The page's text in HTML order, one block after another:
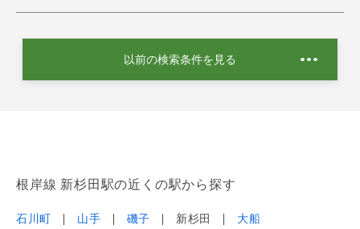
以前の検索条件を見る
根岸線 新杉田駅の近くの駅から探す
石川町 山手 磯子 新杉田 大船